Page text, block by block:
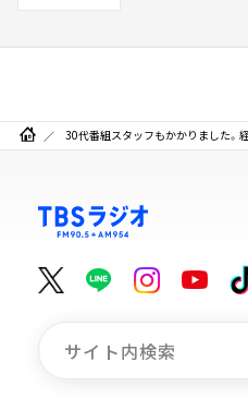
30代番組スタッフもかかりました。